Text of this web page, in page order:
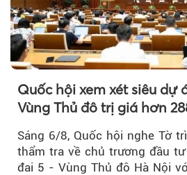
Quốc hội xem xét siêu dự
Vùng Thủ đô trị giá hơn
Sáng 6/8, Quốc hội nghe Tờ
thẩm tra về chủ trương đầu
đai 5 - Vùng Thủ đô Hà Nội